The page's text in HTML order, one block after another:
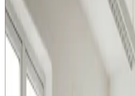
Vi dimensionerer og
virksomheder i Vojens —
miljøer og effektive
Procesventilation
Udsugning ved svejsning,
Overholder Arbejdstilsynets